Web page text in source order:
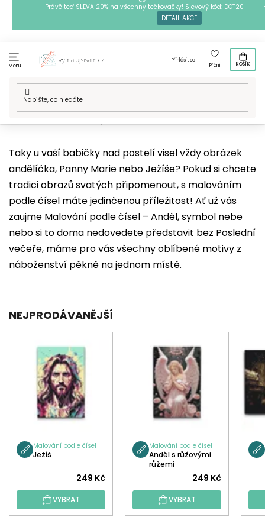
Právě teď SLEVA 20% na všechny tečkovačky! Slevový kód: DOT20
DETAIL AKCE
Menu
Přihlásit se
Přání
KOŠÍK
Domů
Taky u vaší babičky nad postelí visel vždy obrázek
andělíčka, Panny Marie nebo Ježíše? Pokud si chcete
tradici obrazů svatých připomenout, s malováním
podle čísel máte jedinčenou příležitost! Ať už vás
zaujme Malování podle čísel – Anděl, symbol nebe
nebo si to doma nedovedete představit bez Poslední
večeře, máme pro vás všechny oblíbené motivy z
náboženství pěkně na jednom místě.
NEJPRODÁVANĚJŠÍ
Malování podle čísel
Ježíš
249 Kč
VYBRAT
Malování podle čísel
Anděl s růžovými
růžemi
249 Kč
VYBRAT